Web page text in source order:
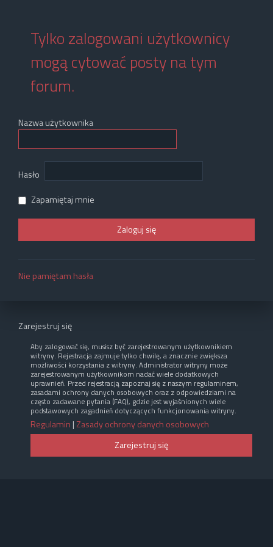
Tylko zalogowani użytkownicy
mogą cytować posty na tym
forum.
Nazwa użytkownika
Hasło
Zapamiętaj mnie
Nie pamiętam hasła
Zarejestruj się
Aby zalogować się, musisz być zarejestrowanym użytkownikiem
witryny. Rejestracja zajmuje tylko chwilę, a znacznie zwiększa
możliwości korzystania z witryny. Administrator witryny może
zarejestrowanym użytkownikom nadać wiele dodatkowych
uprawnień. Przed rejestracją zapoznaj się z naszym regulaminem,
zasadami ochrony danych osobowych oraz z odpowiedziami na
często zadawane pytania (FAQ), gdzie jest wyjaśnionych wiele
podstawowych zagadnień dotyczących funkcjonowania witryny.
Regulamin | Zasady ochrony danych osobowych
Zarejestruj się